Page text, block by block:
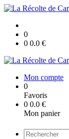
0
0 0.0 €
Mon compte
0
Favoris
0 0.0 €
Mon panier